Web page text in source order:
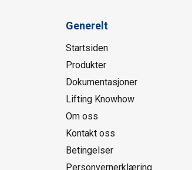
Generelt
Startsiden
Produkter
Dokumentasjoner
Lifting Knowhow
Om oss
Kontakt oss
Betingelser
Personvernerklæring